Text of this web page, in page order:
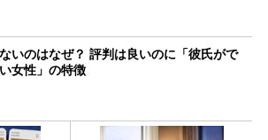
いのはなぜ？ 評判は良いのに「彼氏がで
女性」の特徴